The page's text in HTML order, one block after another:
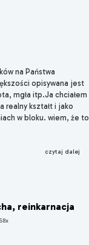
na Państwa
opisywana jest
mgła itp.Ja chciałem
realny kształt i jako
w bloku. wiem, że to
czytaj dalej
reinkarnacja